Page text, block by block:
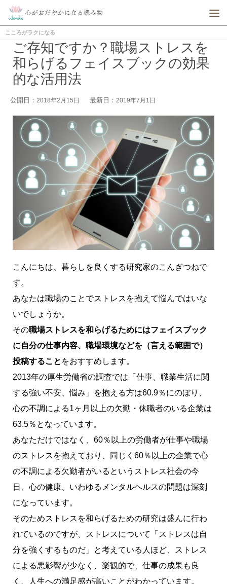
こころがラクになる
ご存知ですか？職場ストレスを
和らげるフェイスブックの効果
的な活用法
公開日： 2018年2月15日 最新日： 2019年7月1日
こんにちは、暮らしを良くする研究家のこんぎつねで
す。
あなたは職場のことでストレスを抱えて悩んではいな
いでしょうか。
その職場ストレスを和らげるためにはフェイスブック
に自分の仕事内容、職場環境などを（言える範囲で）
投稿すること をおすすめします。
2013年の厚生労働省の調査では「仕事、職業生活に関
する強い不安、悩み」を抱える方は60.9％にのぼり、
心の不調による1ヶ月以上の欠勤・休職者のいる企業は
63.5％となっています。
あなただけではなく、60％以上の労働者が仕事や職場
のストレスを抱えており、同じく60％以上の企業で心
の不調による欠勤者がいるというストレス社会の今
日、心の健康、いわゆるメンタルヘルスの問題は深刻
になっています。
そのためストレスを和らげるための研究は盛んに行わ
れているのですが、ストレスについて「 ストレスは自
分を強くするものだ 」と考えている人ほど、ストレス
による悪影響が少なく、楽観的で、仕事の成果も良
く、人生への満足感が高いことがわかっています。